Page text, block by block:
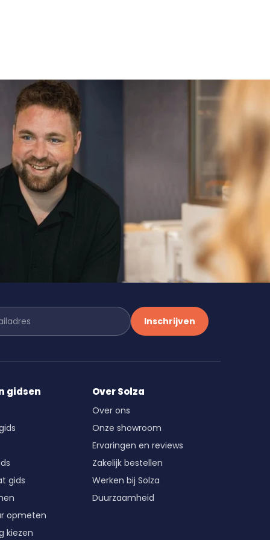
Inschrijven
gidsen
gids
opmeten
kiezen
Over Solza
Over ons
Onze showroom
Ervaringen en reviews
Zakelijk bestellen
Werken bij Solza
Duurzaamheid